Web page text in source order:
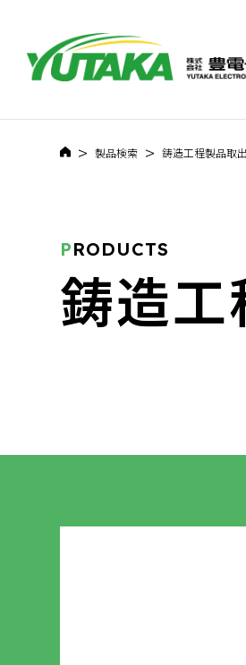
>製品検索 >鋳造工程製品取
PRODUCTS
鋳造